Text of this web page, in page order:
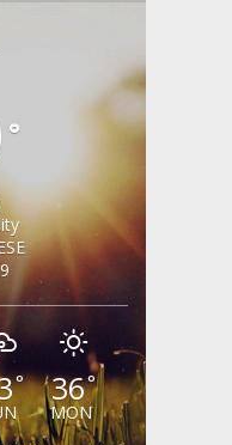
°
° 36°
MON